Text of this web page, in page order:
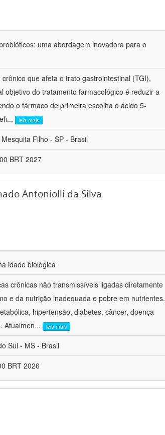
uma abordagem inovadora para o
que afeta o trato gastrointestinal (TGI),
objetivo do tratamento farmacológico é reduzir a
o fármaco de primeira escolha o ácido 5-
... leia mais
Filho - SP - Brasil
BRT 2027
Antoniolli da Silva
idade biológica
crônicas não transmissíveis ligadas diretamente
e da nutrição inadequada e pobre em nutrientes.
hipertensão, diabetes, câncer, doença
Atualmen... leia mais
Sul - MS - Brasil
BRT 2026